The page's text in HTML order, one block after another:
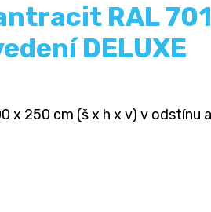
RAL
DELUXE
x 250 cm (š x h x v) v odstínu